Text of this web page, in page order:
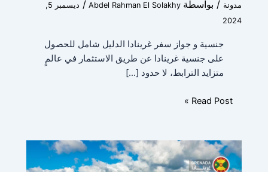
مدونة / بواسطة Abdel Rahman El Solakhy
/
ديسمبر 5,
2024
جنسية و جواز سفر غرينادا الدليل شامل للحصول
على جنسية غرينادا عن طريق الاستثمار في عالمٍ
متزايد الترابط، لا حدود […]
Read Post »